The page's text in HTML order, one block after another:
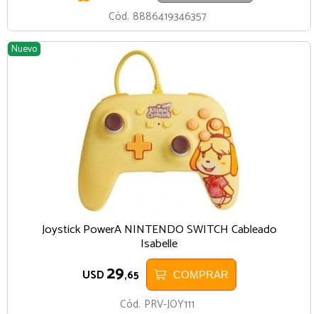
Cód. 8886419346357
Nuevo
Joystick PowerA NINTENDO SWITCH Cableado
Isabelle
USD 29,65 COMPRAR
Cód. PRV-JOY111